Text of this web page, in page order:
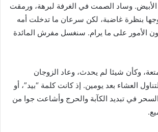
وساد الصمت في الغرفة لبرهة، ورمقت
بنظرة غاضبة، لكن سرعان ما تدخلت أمه
الأمور على ما يرام. سنغسل مفرش المائدة
وكأن شيئا لم يحدث، وعاد الزوجان
العشاء بعد يومين. إذ كانت كلمة “بيد”، أو
في تبديد الكآبة والحرج وأشاعت جوا من